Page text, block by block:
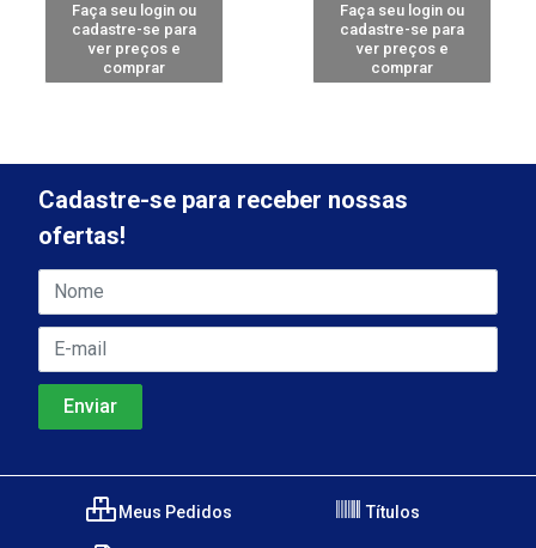
Faça seu login ou
cadastre-se para
ver preços e
comprar
Faça seu login ou
cadastre-se para
ver preços e
comprar
Cadastre-se para receber nossas
ofertas!
Meus Pedidos Títulos